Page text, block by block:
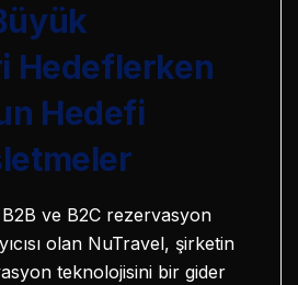
Hedeflerken
Hedefi
ve B2C rezervasyon
olan NuTravel, şirketin
teknolojisini bir gider